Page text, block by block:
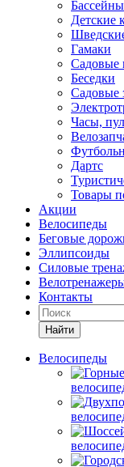
Бассейны
Детские
Гамаки
Садовые
Беседки
Садовые
Часы,
Дартс
Товары
Акции
Велосипеды
Беговые
Эллипсоиды
Силовые
Контакты
Найти
Велосипеды